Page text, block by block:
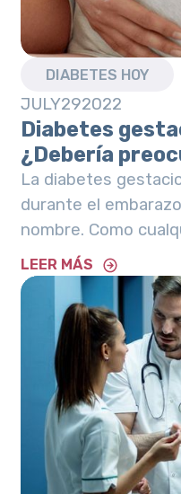
DIABETES HOY
JULY292022
Diabetes
¿Debería
La diabetes
durante el
nombre. Como
diabetes, esta
células usan la
se llegan a
misma, puede
embarazo, así
LEER MÁS